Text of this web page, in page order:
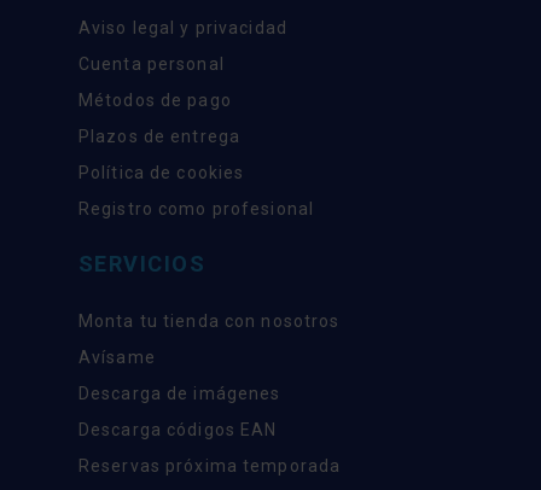
Aviso legal y privacidad
Cuenta personal
Métodos de pago
Plazos de entrega
Política de cookies
Registro como profesional
SERVICIOS
Monta tu tienda con nosotros
Avísame
Descarga de imágenes
Descarga códigos EAN
Reservas próxima temporada